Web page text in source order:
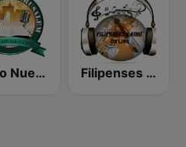
Radio Nueva Jerusalem Filipenses Radio El Salvador